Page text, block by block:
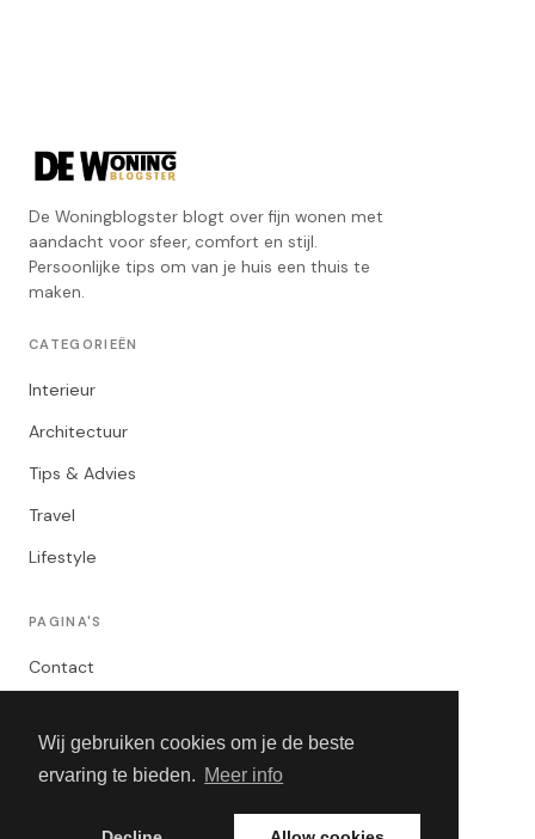
Wij gebruiken cookies om je de beste
ervaring te bieden. Meer info
De Woningblogster blogt over fijn wonen met
aandacht voor sfeer, comfort en stijl.
Persoonlijke tips om van je huis een thuis te
maken.
CATEGORIEËN
Interieur
Architectuur
Tips & Advies
Travel
Lifestyle
PAGINA'S
Contact
Algemene Voorwaarden
Adverteren